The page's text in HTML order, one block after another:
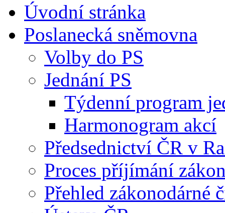
Úvodní stránka
Poslanecká sněmovna
Volby do PS
Jednání PS
Týdenní program
Harmonogram akcí
Předsednictví ČR v
Proces příjímání
Přehled zákonodárné